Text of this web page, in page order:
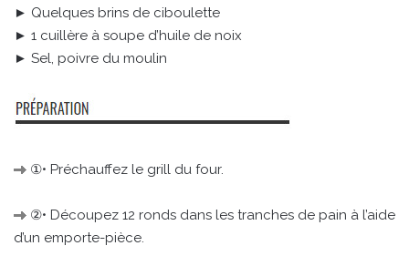
► Quelques brins de ciboulette
► 1 cuillère à soupe d’huile de noix
► Sel, poivre du moulin
①• Préchauffez le grill du four.
②• Découpez 12 ronds dans les tranches de pain à l’aide
d’un emporte-pièce.